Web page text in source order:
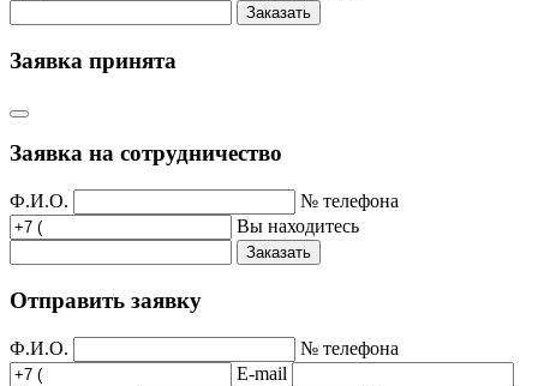
Заказать
Заявка принята
Заявка на сотрудничество
Ф.И.О.
№ телефона
Вы находитесь
Заказать
Отправить заявку
Ф.И.О.
№ телефона
E-mail